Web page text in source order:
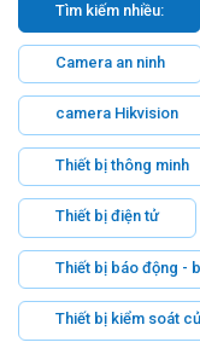
Tìm kiếm nhiều:
Camera an ninh
camera Hikvision
Thiết bị thông minh
Thiết bị điện tử
Thiết bị báo động -
Thiết bị kiểm soát